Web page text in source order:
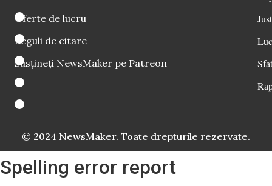
Oferte de lucru
Reguli de citare
Susțineți NewsMaker pe Patreon
© 2024 NewsMaker. Toate drepturile rezervate.
Spelling error report